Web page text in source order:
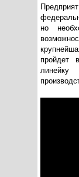
но
пройдет